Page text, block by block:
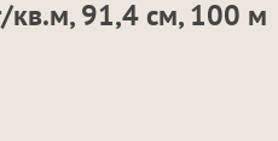
кв.м, 91,4 см, 100 м